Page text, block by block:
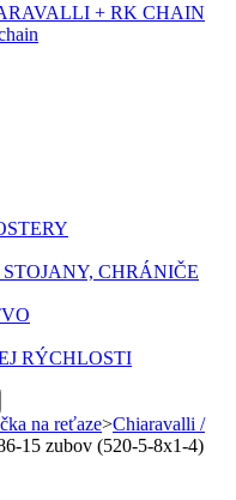
+ RK CHAIN
CHRÁNIČE
RÝCHLOSTI
na reťaze>Chiaravalli /
15 zubov (520-5-8x1-4)